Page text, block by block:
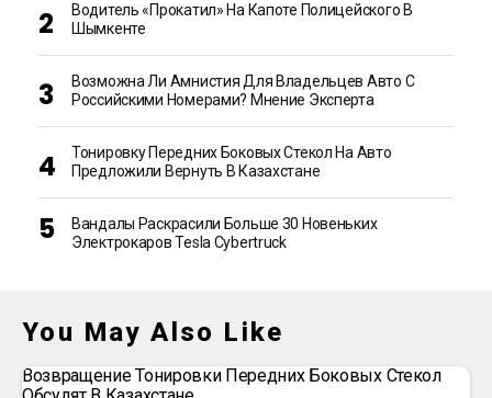
Водитель «прокатил» На Капоте Полицейского В
Шымкенте
Возможна Ли Амнистия Для Владельцев Авто С
Российскими Номерами? Мнение Эксперта
Тонировку Передних Боковых Стекол На Авто
Предложили Вернуть В Казахстане
Вандалы Раскрасили Больше 30 Новеньких
Электрокаров Tesla Cybertruck
You May Also Like
Возвращение Тонировки Передних Боковых Стекол